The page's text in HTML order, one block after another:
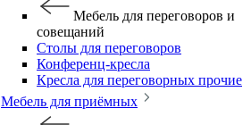
Мебель для переговоров и
совещаний
Столы для переговоров
Конференц-кресла
Кресла для переговорных прочие
Мебель для приёмных